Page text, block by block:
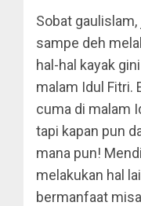
Sobat gaulislam,
sampe deh
hal-hal kayak
malam Idul Fitri.
cuma di malam
tapi kapan pun
mana pun!
melakukan hal
bermanfaat